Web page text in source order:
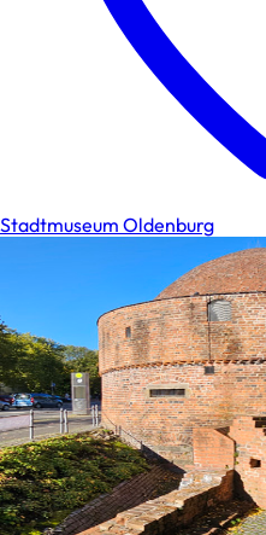
Stadtmuseum Oldenburg